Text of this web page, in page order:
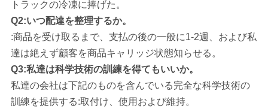
トラックの冷凍に捧げた。
Q2:いつ配達を整理するか。
:商品を受け取るまで、支払の後の一般に1-2週、および私
達は絶えず顧客を商品キャリッジ状態知らせる。
Q3:私達は科学技術の訓練を得てもいいか。
私達の会社は 下記のものを含んでいる完全な科学技術の
訓練を提供する:取付け、使用および維持。